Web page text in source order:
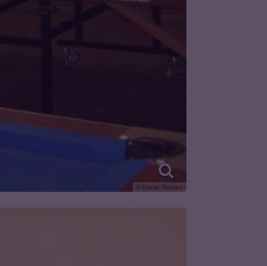
© Dieter Rütten